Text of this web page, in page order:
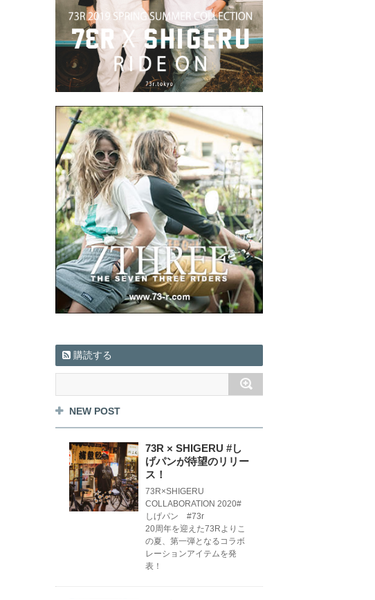
購読する
NEW POST
73R × SHIGERU #し
げパンが待望のリリー
ス！
73R×SHIGERU
COLLABORATION 2020#
しげパン #73r
20周年を迎えた73Rよりこ
の夏、第一弾となるコラボ
レーションアイテムを発
表！